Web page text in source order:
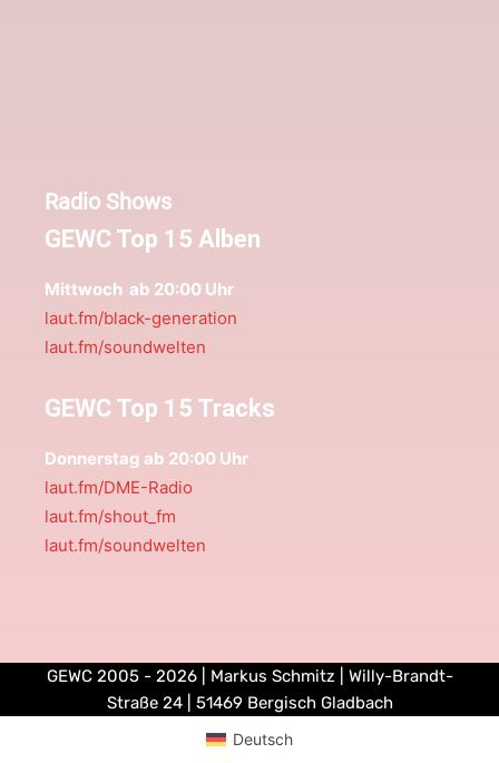
Radio Shows
GEWC Top 15 Alben
Mittwoch ab 20:00 Uhr
laut.fm/black-generation
laut.fm/soundwelten
GEWC Top 15 Tracks
Donnerstag ab 20:00 Uhr
laut.fm/DME-Radio
laut.fm/shout_fm
laut.fm/soundwelten
GEWC 2005 - 2026 | Markus Schmitz | Willy-Brandt-
Straße 24 | 51469 Bergisch Gladbach
Deutsch